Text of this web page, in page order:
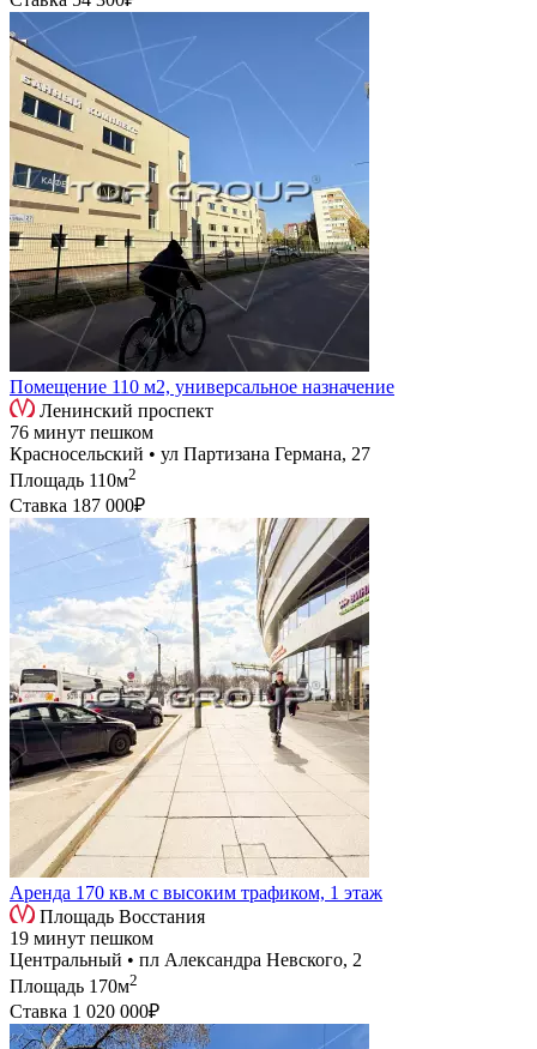
Помещение 110 м2, универсальное назначение
Ленинский проспект
76 минут пешком
Красносельский • ул Партизана Германа, 27
Площадь 110м2
Ставка 187 000₽
Аренда 170 кв.м с высоким трафиком, 1 этаж
Площадь Восстания
19 минут пешком
Центральный • пл Александра Невского, 2
Площадь 170м2
Ставка 1 020 000₽